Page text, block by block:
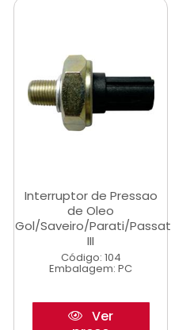
Interruptor de Pressao
de Oleo
Gol/Saveiro/Parati/Passat
III
Código: 104
Embalagem: PC
Ver